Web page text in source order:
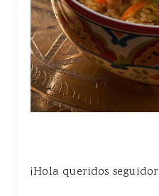
¡Hola queridos